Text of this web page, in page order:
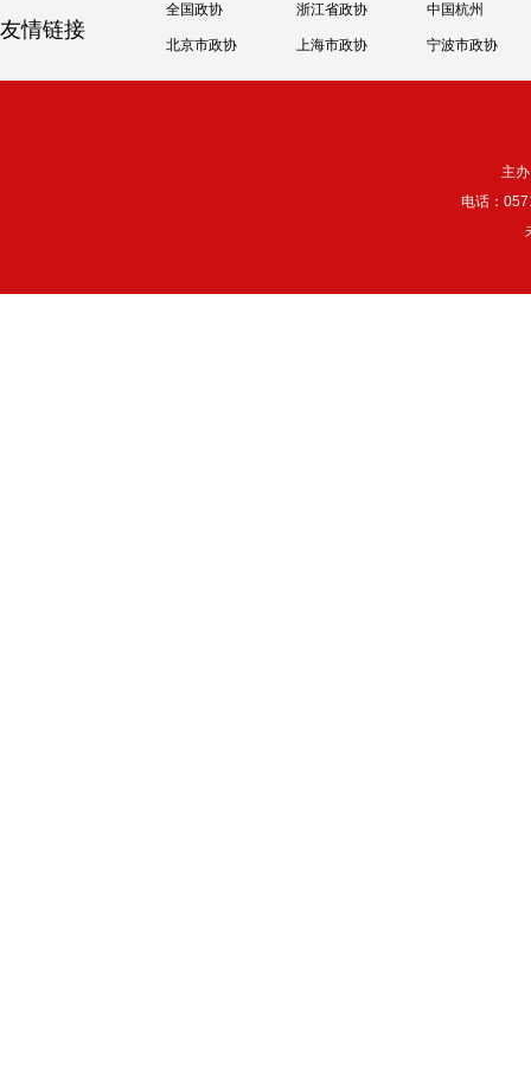
友情链接
全国政协 浙江省政协 中国杭州
北京市政协 上海市政协 宁波市政协
主
电话：